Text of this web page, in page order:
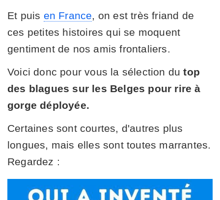
Et puis en France , on est très friand de
ces petites histoires qui se moquent
gentiment de nos amis frontaliers.
Voici donc pour vous la sélection du top
des blagues sur les Belges pour rire à
gorge déployée.
Certaines sont courtes, d'autres plus
longues, mais elles sont toutes marrantes.
Regardez :